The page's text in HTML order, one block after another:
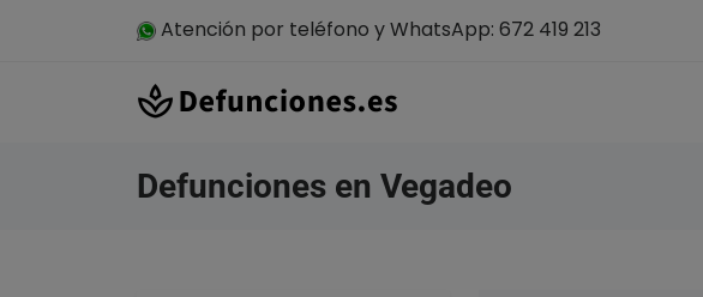
Atención por teléfono y WhatsApp: 672 419 213
Defunciones en Vegadeo